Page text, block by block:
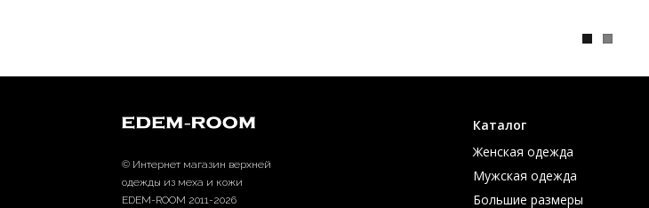
© Интернет магазин верхней
одежды из меха и кожи
EDEM-ROOM 2011-2026
Каталог
Женская одежда
Мужская одежда
Большие размеры